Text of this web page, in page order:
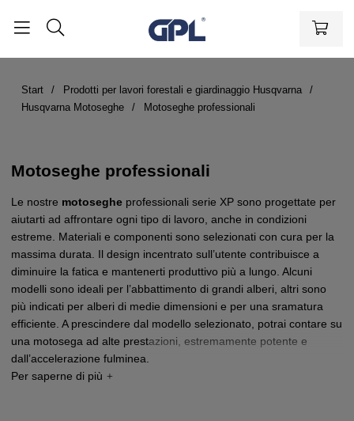
Start
Prodotti per lavori forestali e giardinaggio Husqvarna
Husqvarna Motoseghe
Motoseghe professionali
Motoseghe professionali
Le nostre motoseghe professionali serie XP sono progettate per
aiutarti ad affrontare ogni tipo di lavoro, anche in condizioni
estreme. Materiali e componenti sono selezionati con cura per la
massima durata. Il design incentrato sull’utente contribuisce a
diminuire la fatica e mantenerti produttivo più a lungo. Alcuni
modelli sono ideali per l’abbattimento di grandi alberi, altri sono
più indicati per alberi di medie dimensioni e per una sramatura
efficiente. A prescindere dal modello selezionato, potrai contare su
una motosega ad alte prestazioni, estremamente potente e
dall’accelerazione fulminea.